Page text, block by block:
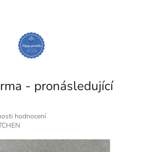
- pronásledující
hodnocení